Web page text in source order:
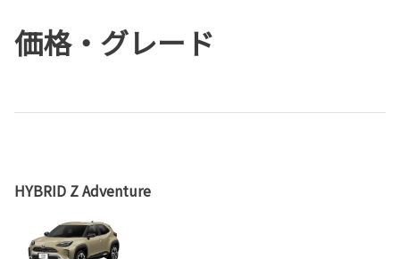
価格・グレード
HYBRID Z Adventure